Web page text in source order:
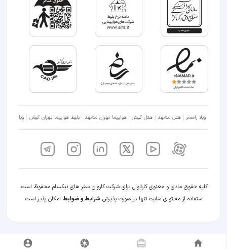
ویلا رامسر هتل مشهد هتل کیش هواپیما تهران مشهد بلیط هواپیما تهران کیش ویلا شمال
کلیه حقوق مادی و معنوی کارناوال برای شرکت کاروان سفر های نیکسام محفوظ است.
استفاده از محتوای سایت تنها در صورت پذیرش شرایط و ضوابط امکان پذیر است.